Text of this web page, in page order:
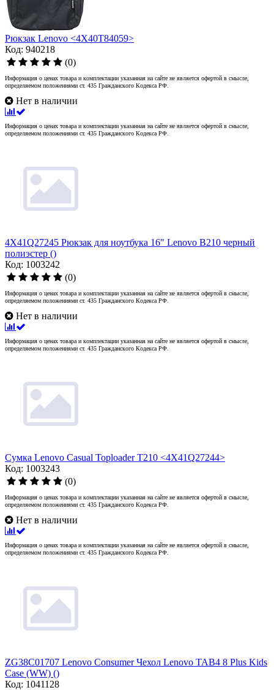
Рюкзак Lenovo <4X40T84059>
Код: 940218
(0)
Информация о ценах товара и комплектации указанная на сайте не является офертой в смысле,
определяемом положениями ст. 435 Гражданского Кодекса РФ.
Нет в наличии
Информация о ценах товара и комплектации указанная на сайте не является офертой в смысле,
определяемом положениями ст. 435 Гражданского Кодекса РФ.
4X41Q27245 Рюкзак для ноутбука 16" Lenovo B210 черный
полиэстер ()
Код: 1003242
(0)
Информация о ценах товара и комплектации указанная на сайте не является офертой в смысле,
определяемом положениями ст. 435 Гражданского Кодекса РФ.
Нет в наличии
Информация о ценах товара и комплектации указанная на сайте не является офертой в смысле,
определяемом положениями ст. 435 Гражданского Кодекса РФ.
Сумка Lenovo Casual Toploader T210 <4X41Q27244>
Код: 1003243
(0)
Информация о ценах товара и комплектации указанная на сайте не является офертой в смысле,
определяемом положениями ст. 435 Гражданского Кодекса РФ.
Нет в наличии
Информация о ценах товара и комплектации указанная на сайте не является офертой в смысле,
определяемом положениями ст. 435 Гражданского Кодекса РФ.
ZG38C01707 Lenovo Consumer Чехол Lenovo TAB4 8 Plus Kids
Case (WW) ()
Код: 1041128